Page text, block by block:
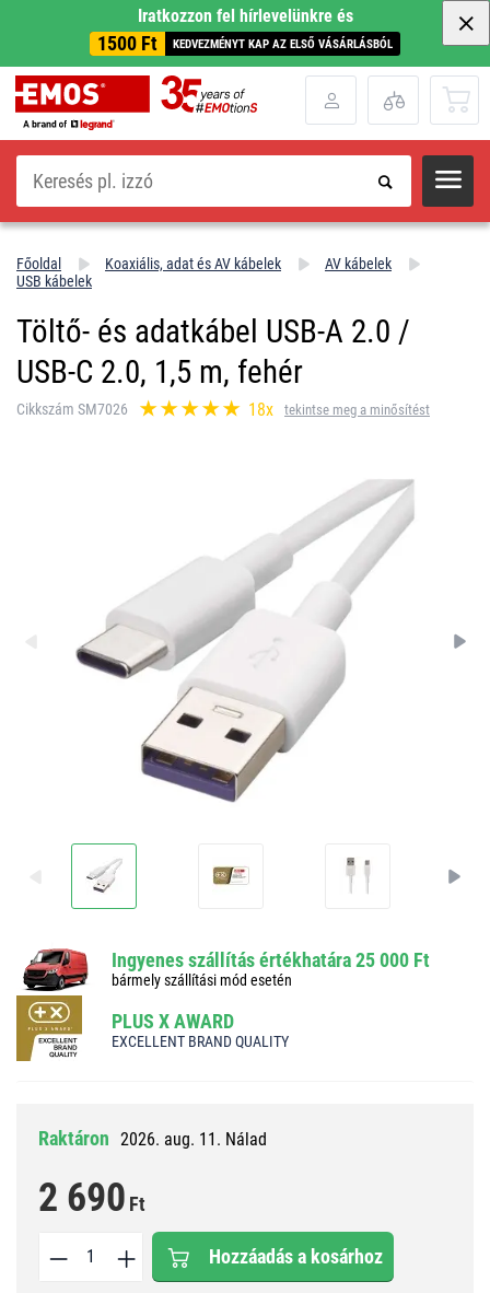
Iratkozzon fel hírlevelünkre és
1500 Ft KEDVEZMÉNYT KAP AZ ELSŐ VÁSÁRLÁSBÓL
Keresés
Főoldal Koaxiális, adat és AV kábelek
AV kábelek
USB kábelek
Töltő- és adatkábel USB-A 2.0 /
USB-C 2.0, 1,5 m, fehér
Cikkszám SM7026 18x tekintse meg a minősítést
Ingyenes szállítás értékhatára 25 000 Ft
bármely szállítási mód esetén
PLUS X AWARD
EXCELLENT BRAND QUALITY
Raktáron 2026. aug. 11. Nálad
2 690 Ft
Hozzáadás a kosárhoz